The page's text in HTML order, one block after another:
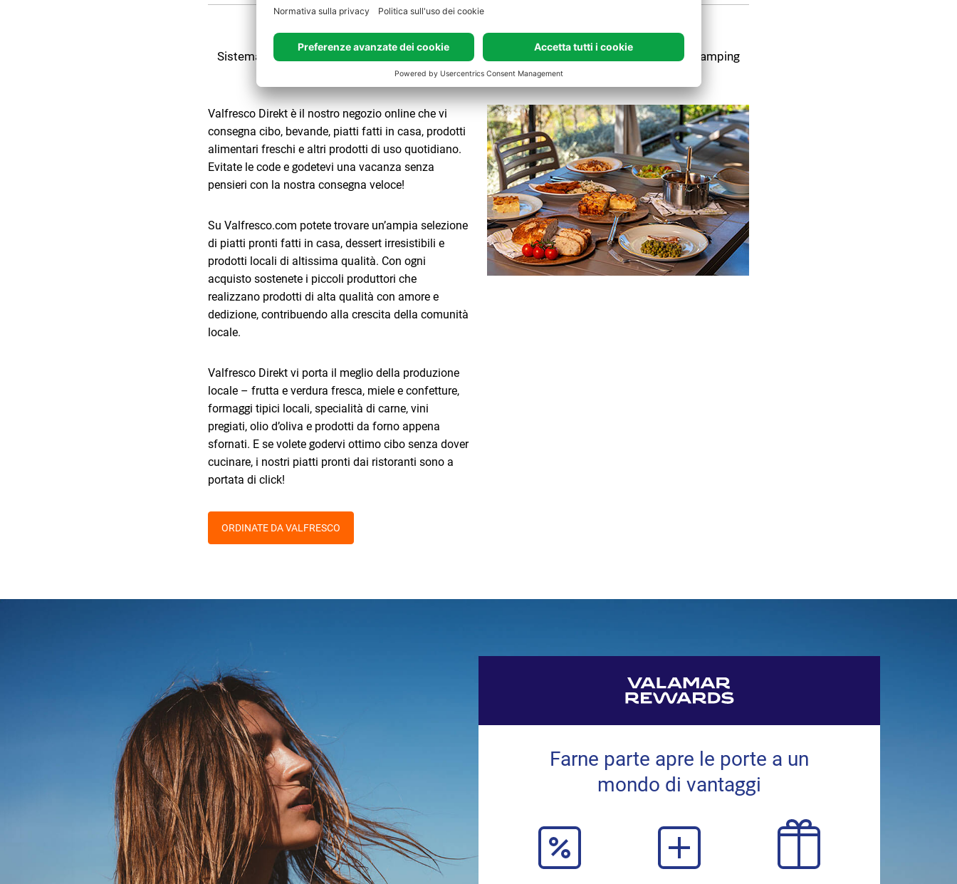
Valfresco Direkt
Sistema di ordinazioni online con consegna di cibi e generi alimentari alla piazzola o nella camping
home
Valfresco Direkt è il nostro negozio online che vi
consegna cibo, bevande, piatti fatti in casa, prodotti
alimentari freschi e altri prodotti di uso quotidiano.
Evitate le code e godetevi una vacanza senza
pensieri con la nostra consegna veloce!
Su Valfresco.com potete trovare un’ampia selezione
di piatti pronti fatti in casa, dessert irresistibili e
prodotti locali di altissima qualità. Con ogni
acquisto sostenete i piccoli produttori che
realizzano prodotti di alta qualità con amore e
dedizione, contribuendo alla crescita della comunità
locale.
Valfresco Direkt vi porta il meglio della produzione
locale – frutta e verdura fresca, miele e confetture,
formaggi tipici locali, specialità di carne, vini
pregiati, olio d’oliva e prodotti da forno appena
sfornati. E se volete godervi ottimo cibo senza dover
cucinare, i nostri piatti pronti dai ristoranti sono a
portata di click!
ORDINATE DA VALFRESCO
Farne parte apre le porte a un
mondo di vantaggi